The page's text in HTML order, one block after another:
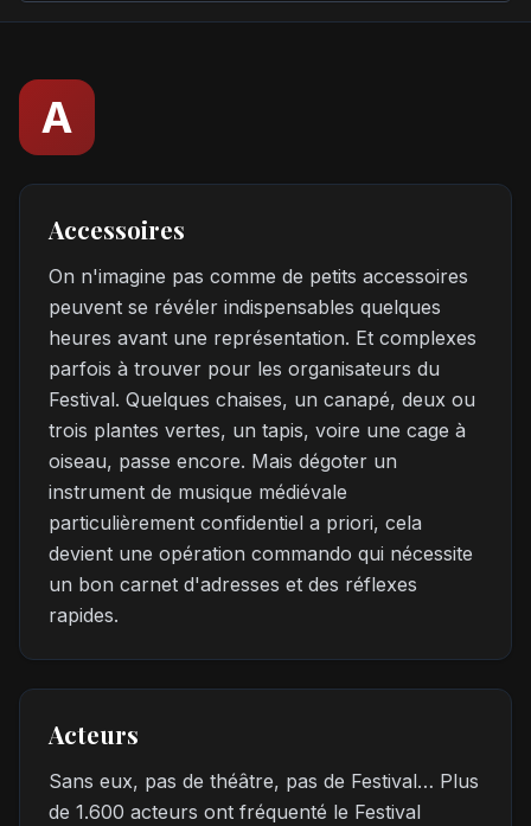
A
Accessoires
On n'imagine pas comme de petits accessoires
peuvent se révéler indispensables quelques
heures avant une représentation. Et complexes
parfois à trouver pour les organisateurs du
Festival. Quelques chaises, un canapé, deux ou
trois plantes vertes, un tapis, voire une cage à
oiseau, passe encore. Mais dégoter un
instrument de musique médiévale
particulièrement confidentiel a priori, cela
devient une opération commando qui nécessite
un bon carnet d'adresses et des réflexes
rapides.
Acteurs
Sans eux, pas de théâtre, pas de Festival… Plus
de 1.600 acteurs ont fréquenté le Festival